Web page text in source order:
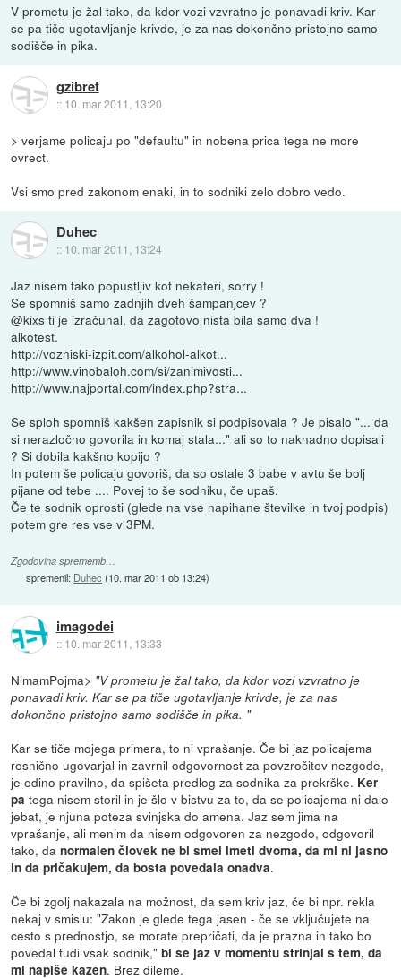
V prometu je žal tako, da kdor vozi vzvratno je ponavadi kriv. Kar
se pa tiče ugotavljanje krivde, je za nas dokončno pristojno samo
sodišče in pika.
gzibret
:: 10. mar 2011, 13:20
> verjame policaju po "defaultu" in nobena prica tega ne more
ovrect.
Vsi smo pred zakonom enaki, in to sodniki zelo dobro vedo.
Duhec
:: 10. mar 2011, 13:24
Jaz nisem tako popustljiv kot nekateri, sorry !
Se spomniš samo zadnjih dveh šampanjcev ?
@kixs ti je izračunal, da zagotovo nista bila samo dva !
alkotest.
http://vozniski-izpit.com/alkohol-alkot...
http://www.vinobaloh.com/si/zanimivosti...
http://www.najportal.com/index.php?stra...
Se sploh spomniš kakšen zapisnik si podpisovala ? Je pisalo "... da
si nerazločno govorila in komaj stala..." ali so to naknadno dopisali
? Si dobila kakšno kopijo ?
In potem še policaju govoriš, da so ostale 3 babe v avtu še bolj
pijane od tebe .... Povej to še sodniku, če upaš.
Če te sodnik oprosti (glede na vse napihane številke in tvoj podpis)
potem gre res vse v 3PM.
Zgodovina sprememb…
spremenil: Duhec (10. mar 2011 ob 13:24)
imagodei
:: 10. mar 2011, 13:33
NimamPojma> "V prometu je žal tako, da kdor vozi vzvratno je
ponavadi kriv. Kar se pa tiče ugotavljanje krivde, je za nas
dokončno pristojno samo sodišče in pika. "
Kar se tiče mojega primera, to ni vprašanje. Če bi jaz policajema
resnično ugovarjal in zavrnil odgovornost za povzročitev nezgode,
je edino pravilno, da spišeta predlog za sodnika za prekrške. Ker
pa tega nisem storil in je šlo v bistvu za to, da se policajema ni dalo
jebat, je njuna poteza svinjska do amena. Jaz sem jima na
vprašanje, ali menim da nisem odgovoren za nezgodo, odgovoril
tako, danormalen človek ne bi smel imeti dvoma, da mi ni jasno
in da pričakujem, da bosta povedala onadva.
Če bi zgolj nakazala na možnost, da sem kriv jaz, če bi npr. rekla
nekaj v smislu: "Zakon je glede tega jasen - če se vključujete na
cesto s prednostjo, se morate prepričati, da je prazna in tako bo
povedal tudi vsak sodnik,"bi se jaz v momentu strinjal s tem, da
mi napiše kazen. Brez dileme.